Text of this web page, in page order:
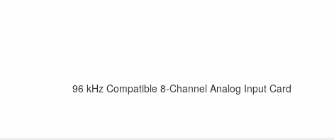
96 kHz Compatible 8-Channel Analog Input Card